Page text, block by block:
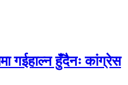
गईहाल्न हुँदैनः कांग्रेस